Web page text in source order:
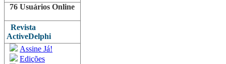
76 Usuários Online
Revista
ActiveDelphi
Assine Já!
Edições